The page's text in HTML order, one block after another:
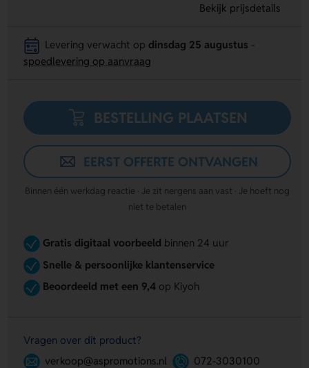
Bekijk prijsdetails
Levering verwacht op dinsdag 25 augustus
spoedlevering op aanvraag
BESTELLING PLAATSEN
EERST OFFERTE ONTVANGEN
Binnen één werkdag reactie · Je zit nergens aan vast · Je hoeft nog
niet te betalen
Gratis digitaal voorbeeld binnen 24 uur
Snelle & persoonlijke klantenservice
Beoordeeld met een 9,4op Kiyoh
Vragen over dit product?
verkoop@aspromotions.nl
072-3030100